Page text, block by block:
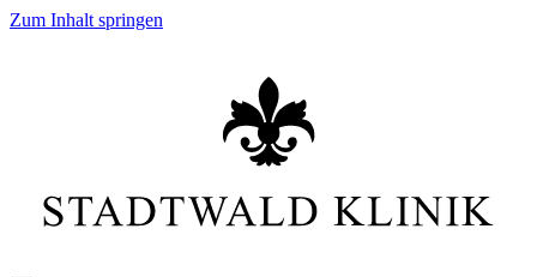
Zum Inhalt springen